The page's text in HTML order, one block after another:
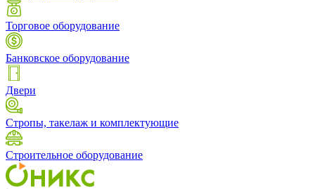
Торговое оборудование
Банковское оборудование
Двери
Стропы, такелаж и комплектующие
Строительное оборудование